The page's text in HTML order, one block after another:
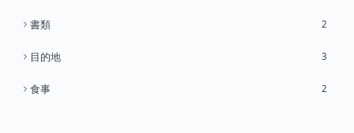
書類 2
目的地 3
食事 2